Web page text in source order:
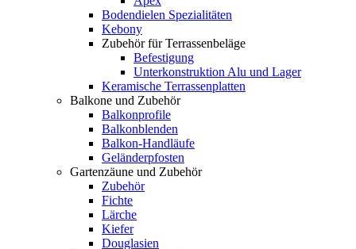
Bodendielen Spezialitäten
Kebony
Zubehör für Terrassenbeläge
Befestigung
Unterkonstruktion Alu und Lager
Keramische Terrassenplatten
Balkone und Zubehör
Balkonprofile
Balkonblenden
Balkon-Handläufe
Geländerpfosten
Gartenzäune und Zubehör
Zubehör
Fichte
Lärche
Kiefer
Douglasien